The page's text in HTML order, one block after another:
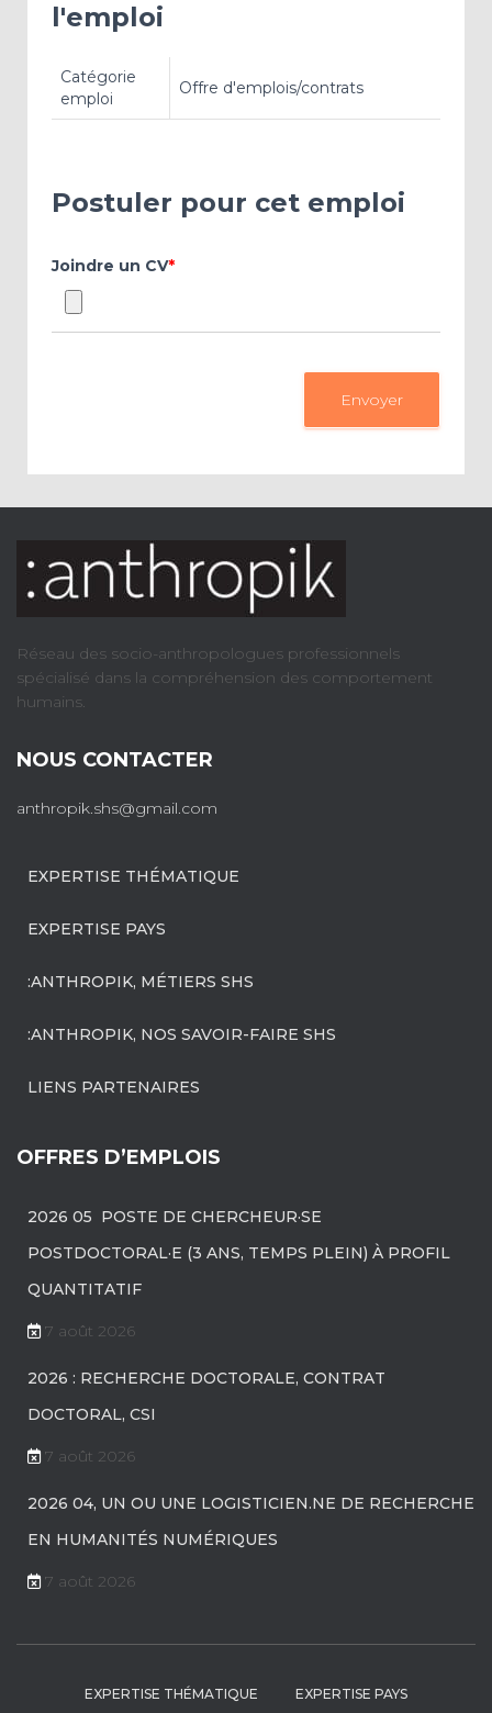
l'emploi
Catégorie
emploi
Offre d'emplois/contrats
Postuler pour cet emploi
Joindre un CV*
Envoyer
Réseau des socio-anthropologues professionnels
spécialisé dans la compréhension des comportement
humains.
NOUS CONTACTER
anthropik.shs@gmail.com
EXPERTISE THÉMATIQUE
EXPERTISE PAYS
:ANTHROPIK, MÉTIERS SHS
:ANTHROPIK, NOS SAVOIR-FAIRE SHS
LIENS PARTENAIRES
OFFRES D’EMPLOIS
2026 05 POSTE DE CHERCHEUR·SE
POSTDOCTORAL·E (3 ANS, TEMPS PLEIN) À PROFIL
QUANTITATIF
7 août 2026
2026 : RECHERCHE DOCTORALE, CONTRAT
DOCTORAL, CSI
7 août 2026
2026 04, UN OU UNE LOGISTICIEN.NE DE RECHERCHE
EN HUMANITÉS NUMÉRIQUES
7 août 2026
EXPERTISE THÉMATIQUE EXPERTISE PAYS